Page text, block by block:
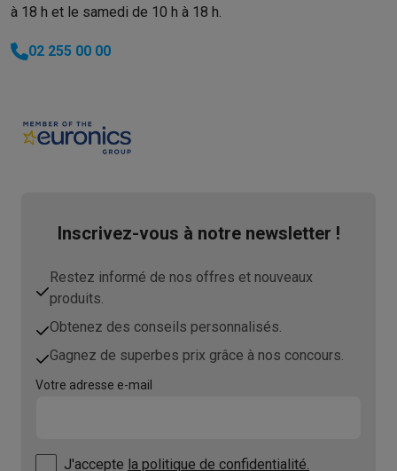
à 18 h et le samedi de 10 h à 18 h.
02 255 00 00
Inscrivez-vous à notre newsletter !
Restez informé de nos offres et nouveaux
produits.
Obtenez des conseils personnalisés.
Gagnez de superbes prix grâce à nos concours.
Votre adresse e-mail
J'accepte la politique de confidentialité.